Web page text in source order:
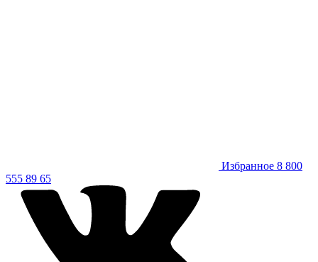
Избранное 8 800
555 89 65